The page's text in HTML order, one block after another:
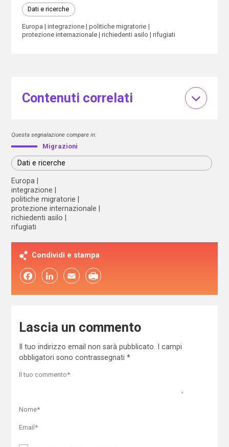
Dati e ricerche
Europa integrazione
politiche migratorie
protezione internazionale
richiedenti asilo rifugiati
Contenuti correlati
Questa segnalazione compare in:
Migrazioni
Dati e ricerche
Europa
integrazione
politiche migratorie
protezione internazionale
richiedenti asilo
rifugiati
Condividi e stampa
FacebookLinkedIn Email
Lascia un commento
Il tuo indirizzo email non sarà pubblicato.
I campi
obbligatori sono contrassegnati *